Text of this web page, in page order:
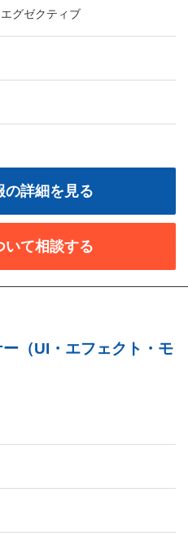
グゼクティブ
の詳細を見る
いて相談する
ー（UI・エフェクト・モ